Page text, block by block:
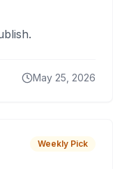
May 25, 2026
Weekly Pick